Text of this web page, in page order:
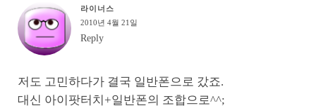
라이너스
2010년 4월 21일
Reply
저도 고민하다가 결국 일반폰으로 갔죠.
대신 아이팟터치+일반폰의 조합으로^^;